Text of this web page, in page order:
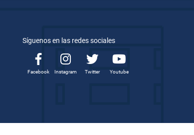
Síguenos en las redes sociales
Facebook Instagram Twitter Youtube